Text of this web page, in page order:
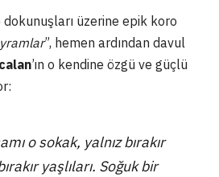
üzerine epik koro
”, hemen ardından davul
’ın o kendine özgü ve güçlü
o sokak, yalnız bırakır
yaşlıları. Soğuk bir